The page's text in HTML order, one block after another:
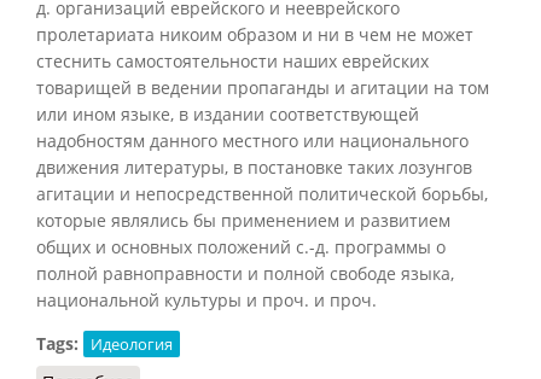
д. организаций еврейского и нееврейского
пролетариата никоим образом и ни в чем не может
стеснить самостоятельности наших еврейских
товарищей в ведении пропаганды и агитации на том
или ином языке, в издании соответствующей
надобностям данного местного или национального
движения литературы, в постановке таких лозунгов
агитации и непосредственной политической борьбы,
которые являлись бы применением и развитием
общих и основных положений с.-д. программы о
полной равноправности и полной свободе языка,
национальной культуры и проч. и проч.
Tags:
Идеология